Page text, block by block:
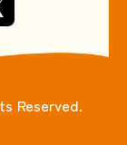
Reserved.